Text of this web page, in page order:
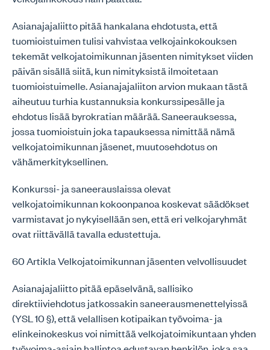
Asianajajaliitto pitää hankalana ehdotusta, että
tuomioistuimen tulisi vahvistaa velkojainkokouksen
tekemät velkojatoimikunnan jäsenten nimitykset viiden
päivän sisällä siitä, kun nimityksistä ilmoitetaan
tuomioistuimelle. Asianajajaliiton arvion mukaan tästä
aiheutuu turhia kustannuksia konkurssipesälle ja
ehdotus lisää byrokratian määrää. Saneerauksessa,
jossa tuomioistuin joka tapauksessa nimittää nämä
velkojatoimikunnan jäsenet, muutosehdotus on
vähämerkityksellinen.
Konkurssi- ja saneerauslaissa olevat
velkojatoimikunnan kokoonpanoa koskevat säädökset
varmistavat jo nykyisellään sen, että eri velkojaryhmät
ovat riittävällä tavalla edustettuja.
60 Artikla Velkojatoimikunnan jäsenten velvollisuudet
Asianajajaliitto pitää epäselvänä, sallisiko
direktiiviehdotus jatkossakin saneerausmenettelyissä
(YSL 10 §), että velallisen kotipaikan työvoima- ja
elinkeinokeskus voi nimittää velkojatoimikuntaan yhden